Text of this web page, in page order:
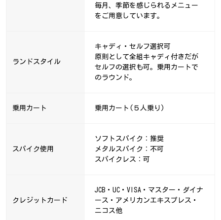
毎月、季節を感じられるメニュー
をご用意しています。
ランドスタイル
キャディ・セルフ選択可
原則として全組キャディ付きだが
セルフの選択も可。乗用カートで
のラウンド。
乗用カート 乗用カート(５人乗り)
スパイク使用
ソフトスパイク：推奨
メタルスパイク：不可
スパイクレス：可
クレジットカード
JCB・UC・VISA・マスター・ダイナ
ース・アメリカンエキスプレス・
ニコス他